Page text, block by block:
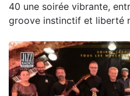
40 une soirée vibrante,
groove instinctif et liberté